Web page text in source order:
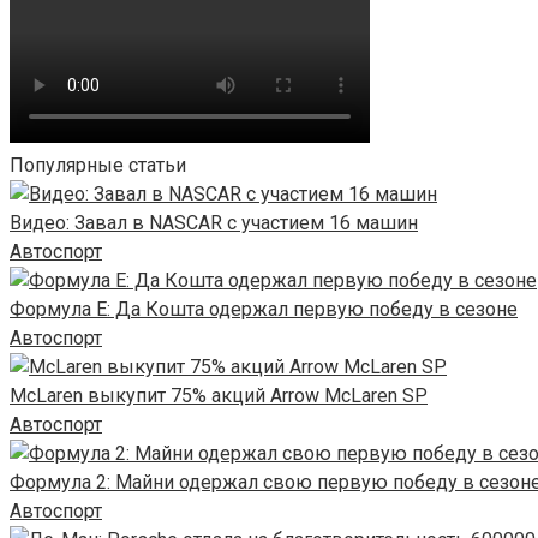
Популярные статьи
Видео: Завал в NASCAR с участием 16 машин
Автоспорт
Формула E: Да Кошта одержал первую победу в сезоне
Автоспорт
McLaren выкупит 75% акций Arrow McLaren SP
Автоспорт
Формула 2: Майни одержал свою первую победу в
Автоспорт